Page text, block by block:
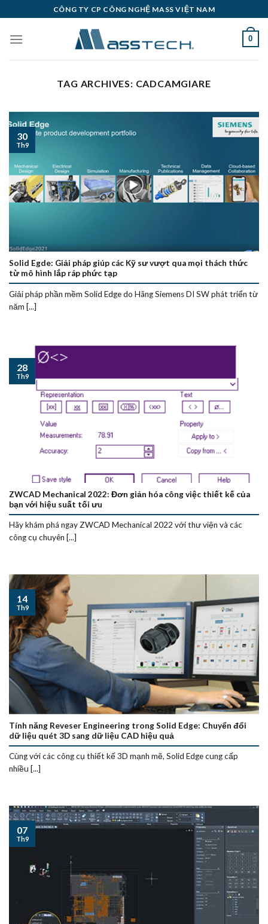
to
content
CÔNG TY CP CÔNG NGHỆ MASS VIỆT NAM
0
TAG ARCHIVES: CADCAMGIARE
Solid Egde: Giải pháp giúp các Kỹ sư vượt qua mọi thách thức
từ mô hình lắp ráp phức tạp
Giải pháp phần mềm Solid Edge do Hãng Siemens DI SW phát triển từ
năm [...]
30
Th9
ZWCAD Mechanical 2022: Đơn giản hóa công việc thiết kế của
bạn với hiệu suất tối ưu
Hãy khám phá ngay ZWCAD Mechanical 2022 với thư viện và các
công cụ chuyên [...]
28
Th9
Tính năng Reveser Engineering trong Solid Edge: Chuyển đổi
dữ liệu quét 3D sang dữ liệu CAD hiệu quả
Cùng với các công cụ thiết kế 3D mạnh mẽ, Solid Edge cung cấp
nhiều [...]
14
Th9
07
Th9